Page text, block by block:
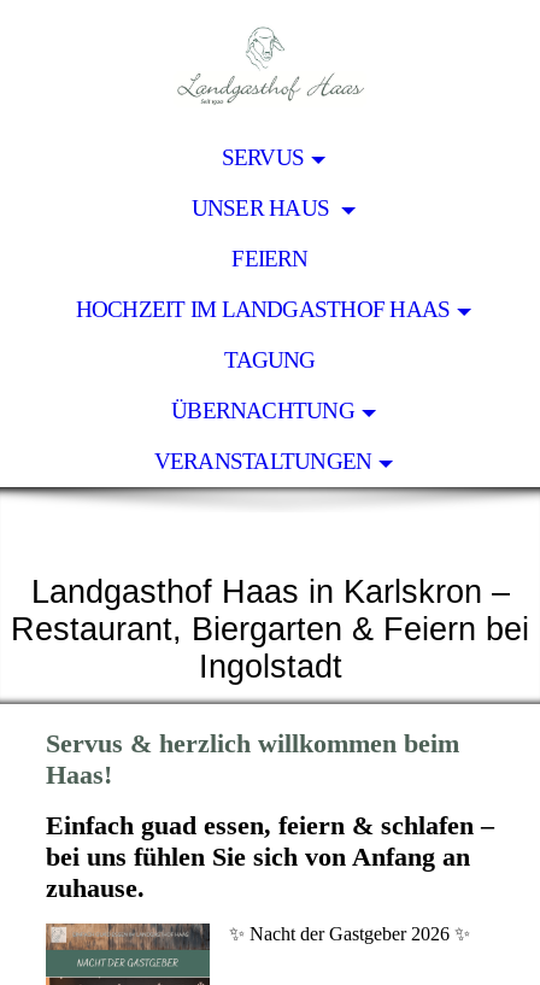
SERVUS
UNSER HAUS
FEIERN
HOCHZEIT IM LANDGASTHOF HAAS
TAGUNG
ÜBERNACHTUNG
VERANSTALTUNGEN
Landgasthof Haas in Karlskron –
Restaurant, Biergarten & Feiern bei
Ingolstadt
Servus & herzlich willkommen beim
Haas!
Einfach guad essen, feiern & schlafen –
bei uns fühlen Sie sich von Anfang an
zuhause.
✨ Nacht der Gastgeber 2026 ✨